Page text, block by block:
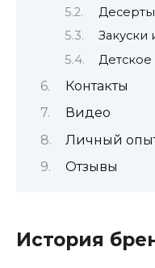
Десерты
Закуски
Контакты
Видео
Личный
Отзывы
История